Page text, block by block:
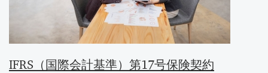
IFRS（国際会計基準）第17号保険契約